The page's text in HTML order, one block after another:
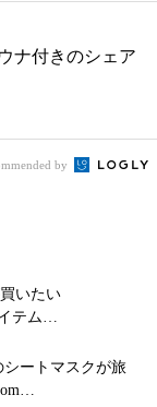
ナ付きのシェア
by
いたい
テム…
ートマスクが旅